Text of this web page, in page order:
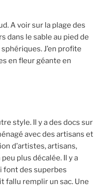
A voir sur la plage des
dans le sable au pied de
J’en profite
en fleur géante en
style. Il y a des docs sur
avec des artisans et
d’artistes, artisans,
plus décalée. Il y a
font des superbes
fallu remplir un sac. Une